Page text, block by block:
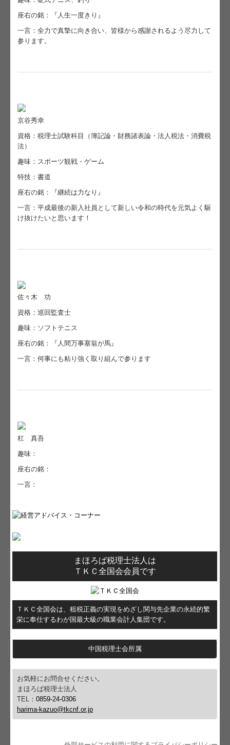
まほろば税理士法人は
ＴＫＣ全国会会員です
ＴＫＣ全国会は、租税正義の実現をめざし関与先企業の永続的繁
栄に奉仕するわが国最大級の職業会計人集団です。
中国税理士会所属
お気軽にお問合せください。
まほろば税理士法人
TEL：0859-24-0306
harima-kazuo@tkcnf.or.jp
座右の銘：『人生一度きり』
一言：全力で真摯に向き合い、皆様から感謝されるよう尽力して
参ります。
京谷秀幸
資格：税理士試験科目（簿記論・財務諸表論・法人税法・消費税
法）
趣味：スポーツ観戦・ゲーム
特技：書道
座右の銘：『継続は力なり』
一言：平成最後の新入社員として新しい令和の時代を元気よく駆
け抜けたいと思います！
佐々木 功
資格：巡回監査士
趣味：ソフトテニス
座右の銘：『人間万事塞翁が馬』
一言：何事にも粘り強く取り組んで参ります
杠 真吾
趣味：
座右の銘：
一言：